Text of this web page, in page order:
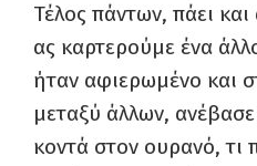
Τέλος πάντων, πάει
ας καρτερούμε ένα
ήταν αφιερωμένο και
μεταξύ άλλων,
κοντά στον ουρανό,